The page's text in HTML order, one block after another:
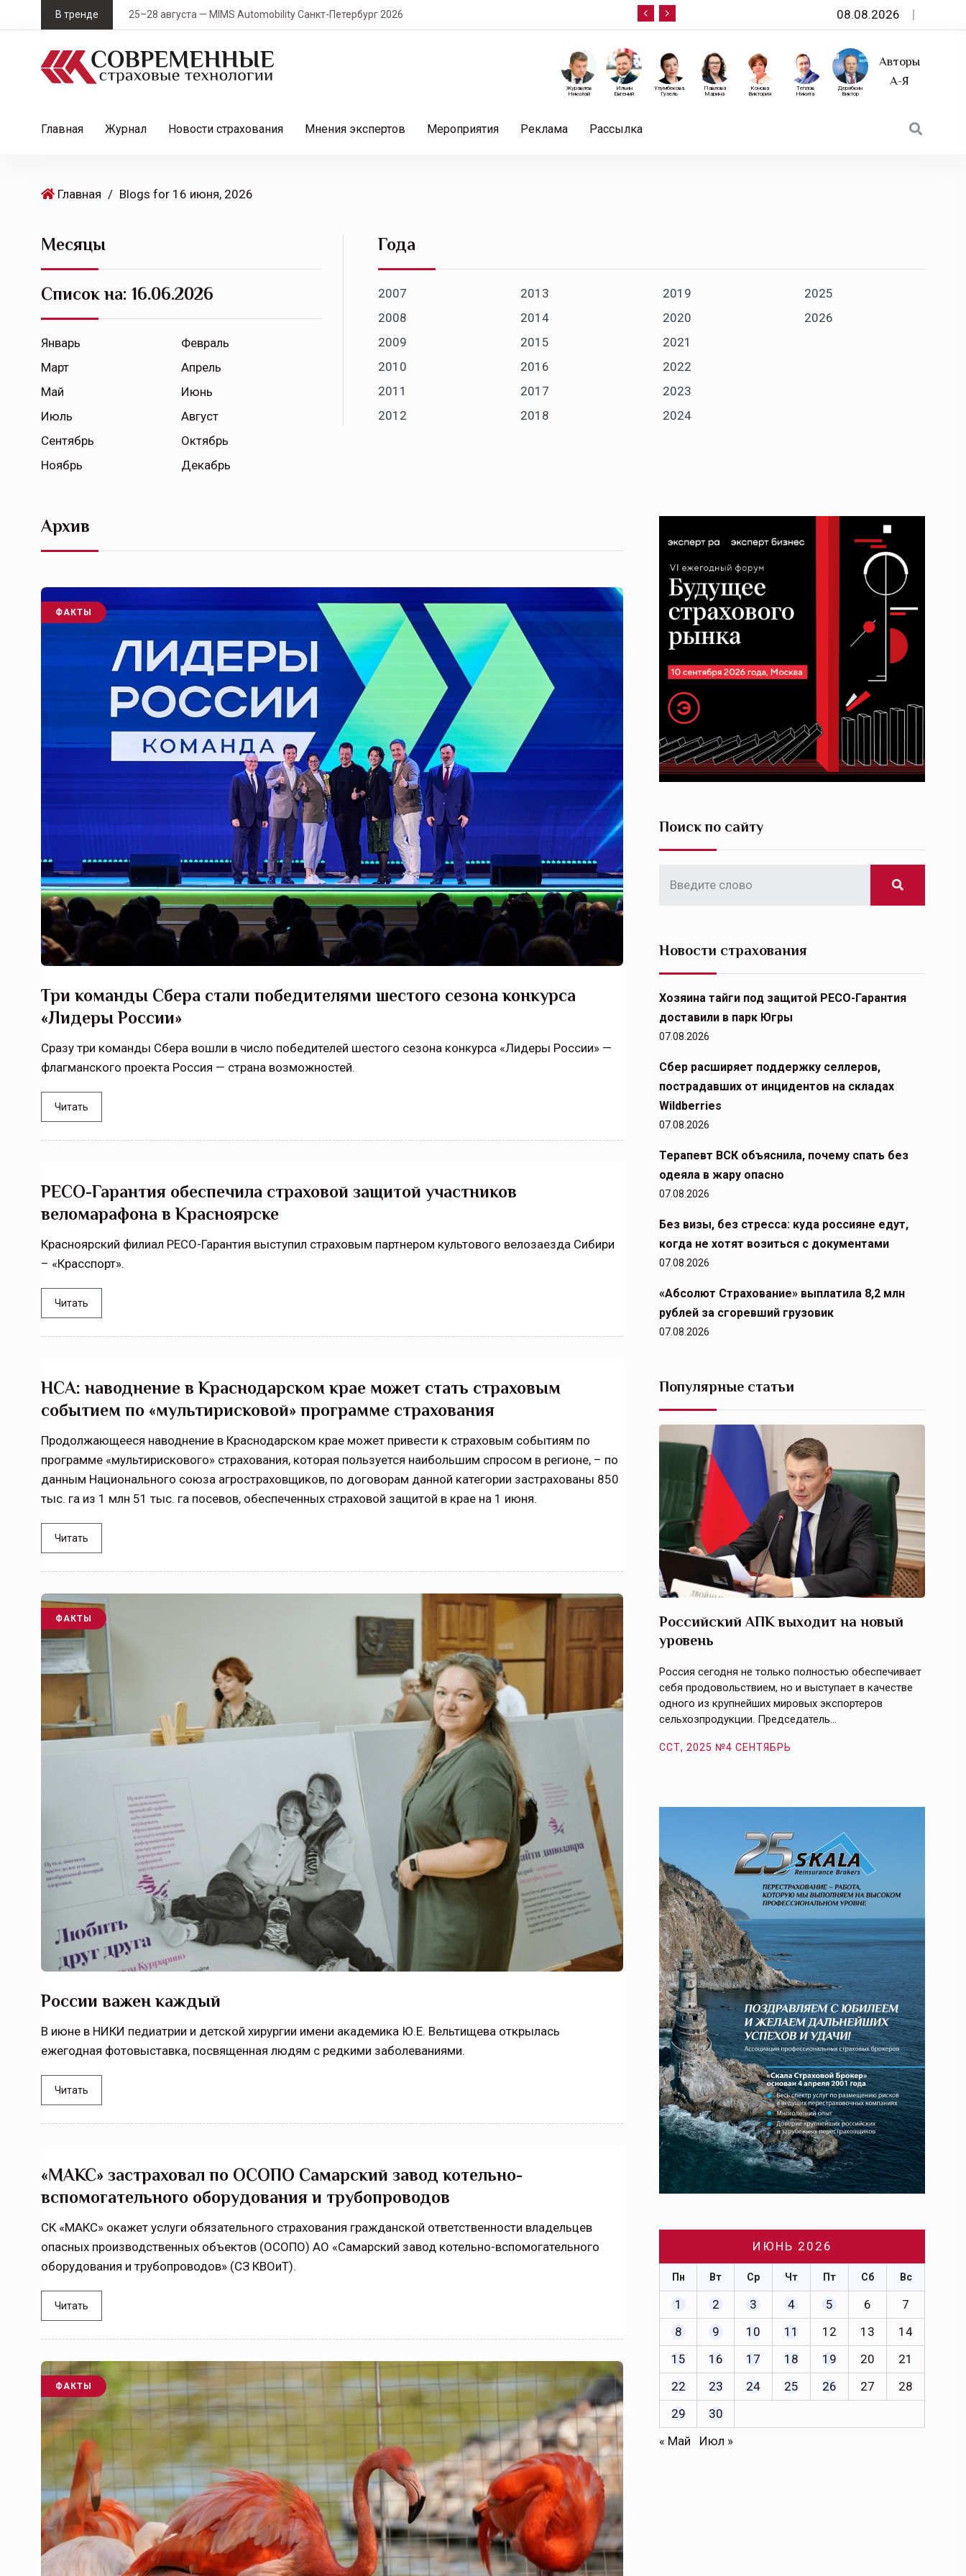
k
В тренде 25–28 августа — MIMS Automobility Санкт-Петербург 2026 10 сентября — «Эксперт РА» приглашает на
08.08.2026
Авторы
А-Я
Дерябкин
Виктор
Теплов
Никита
Конова
Виктория
Павлова
Марина
Улумбекова
Гузель
Ильин
Евгений
Журавлев
Николай
Главная Журнал Новости страхования Мнения экспертов Мероприятия Реклама Рассылка
Главная / Blogs for 16 июня, 2026
Месяцы
Список на: 16.06.2026
Январь
Февраль
Март
Апрель
Май
Июнь
Июль
Август
Сентябрь
Октябрь
Ноябрь
Декабрь
Года
2007
2008
2009
2010
2011
2012
2013
2014
2015
2016
2017
2018
2019
2020
2021
2022
2023
2024
2025
2026
Архив
ФАКТЫ
Три команды Сбера стали победителями шестого сезона конкурса
«Лидеры России»
Сразу три команды Сбера вошли в число победителей шестого сезона конкурса «Лидеры России» —
флагманского проекта Россия — страна возможностей.
Читать
РЕСО-Гарантия обеспечила страховой защитой участников
веломарафона в Красноярске
Красноярский филиал РЕСО-Гарантия выступил страховым партнером культового велозаезда Сибири
– «Красспорт».
Читать
НСА: наводнение в Краснодарском крае может стать страховым
событием по «мультирисковой» программе страхования
Продолжающееся наводнение в Краснодарском крае может привести к страховым событиям по
программе «мультирискового» страхования, которая пользуется наибольшим спросом в регионе, – по
данным Национального союза агростраховщиков, по договорам данной категории застрахованы 850
тыс. га из 1 млн 51 тыс. га посевов, обеспеченных страховой защитой в крае на 1 июня.
Читать
ФАКТЫ
России важен каждый
В июне в НИКИ педиатрии и детской хирургии имени академика Ю.Е. Вельтищева открылась
ежегодная фотовыставка, посвященная людям с редкими заболеваниями.
Читать
«МАКС» застраховал по ОСОПО Самарский завод котельно-
вспомогательного оборудования и трубопроводов
СК «МАКС» окажет услуги обязательного страхования гражданской ответственности владельцев
опасных производственных объектов (ОСОПО) АО «Самарский завод котельно-вспомогательного
оборудования и трубопроводов» (СЗ КВОиТ).
Читать
ФАКТЫ
Поиск по сайту
Новости страхования
Хозяина тайги под защитой РЕСО-Гарантия
доставили в парк Югры
07.08.2026
Сбер расширяет поддержку селлеров,
пострадавших от инцидентов на складах
Wildberries
07.08.2026
Терапевт ВСК объяснила, почему спать без
одеяла в жару опасно
07.08.2026
Без визы, без стресса: куда россияне едут,
когда не хотят возиться с документами
07.08.2026
«Абсолют Страхование» выплатила 8,2 млн
рублей за сгоревший грузовик
07.08.2026
Популярные статьи
Тамбов — под страховой защитой
сельскохозяйственный регион с историческими
традициями выращивания агрокультур, но и зона
рискованного земледелия. Временно исполняющая
обязанности…
ССТ, 2025 №4 СЕНТЯБРЬ
ОСАГО требует переосмысления
Нормативно-правовое регулирование страхового
рынка в России является одним из наиболее
прогрессивных в мире, однако в отдельных
областях требует точечной доработки…
ССТ, 2025 №4 СЕНТЯБРЬ
Российский АПК выходит на новый
уровень
Россия сегодня не только полностью обеспечивает
себя продовольствием, но и выступает в качестве
одного из крупнейших мировых экспортеров
сельхозпродукции. Председатель…
ССТ, 2025 №4 СЕНТЯБРЬ
ИЮНЬ 2026
Пн Вт Ср Чт Пт Сб Вс
1 2 3 4 5 6
7
8
9 10 11 12 13
14
15
16 17 18 19 20
21
22
23 24 25 26 27
28
29
30
« Май
Июл »